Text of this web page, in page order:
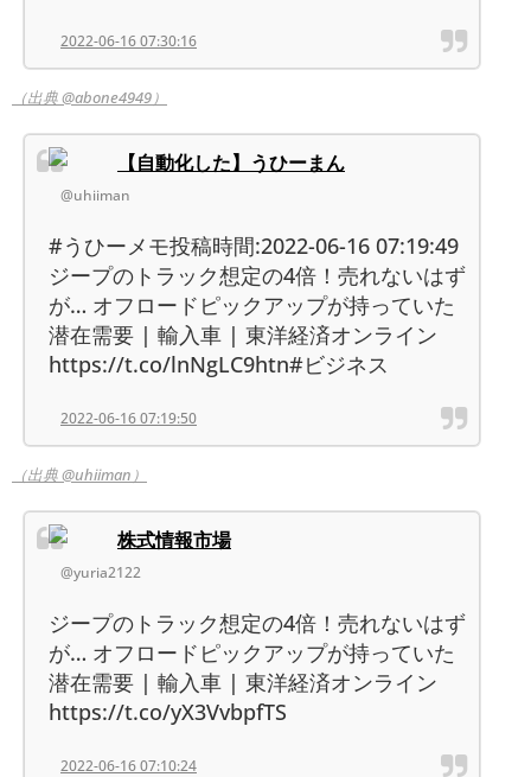
2022-06-16 07:30:16
（出典 @abone4949）
【自動化した】うひーまん
@uhiiman
#うひーメモ投稿時間:2022-06-16 07:19:49
ジープのトラック想定の4倍！売れないはず
が… オフロードピックアップが持っていた
潜在需要 | 輸入車 | 東洋経済オンライン
https://t.co/lnNgLC9htn#ビジネス
2022-06-16 07:19:50
（出典 @uhiiman）
株式情報市場
@yuria2122
ジープのトラック想定の4倍！売れないはず
が… オフロードピックアップが持っていた
潜在需要 | 輸入車 | 東洋経済オンライン
https://t.co/yX3VvbpfTS
2022-06-16 07:10:24